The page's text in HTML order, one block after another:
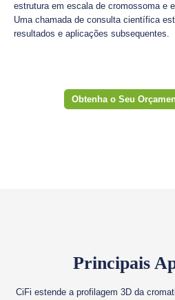
estrutura em escala de cromossoma e
Uma chamada de consulta científica
resultados e aplicações subsequentes.
Obtenha o Seu
Principais
CiFi estende a profilagem 3D da